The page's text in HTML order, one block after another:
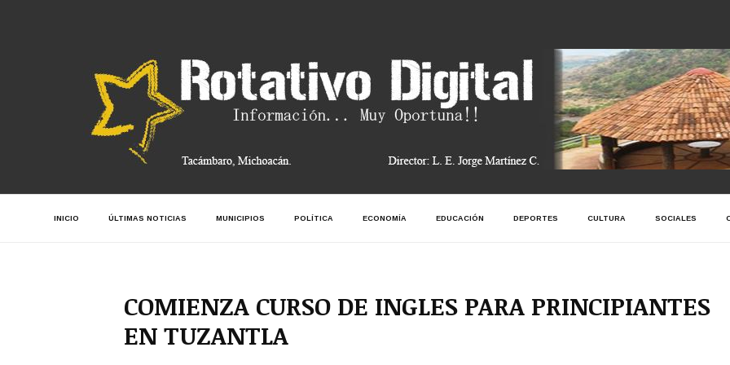
INICIO ÚLTIMAS NOTICIAS MUNICIPIOS POLÍTICA ECONOMÍA EDUCACIÓN DEPORTES CULTURA SOCIALES
COMIENZA CURSO DE INGLES PARA PRINCIPIANTES
EN TUZANTLA